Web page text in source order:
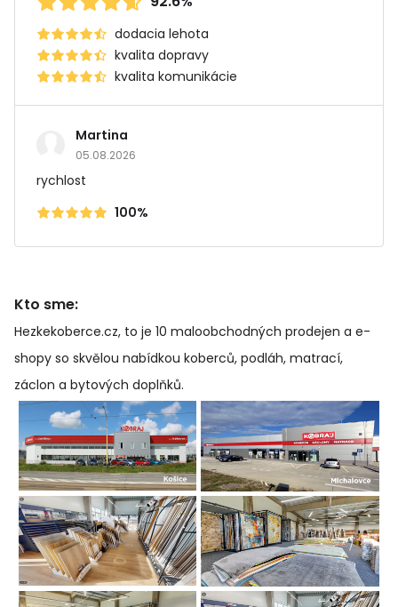
dodacia lehota
kvalita dopravy
kvalita komunikácie
Martina
05.08.2026
rychlost
100%
Kto sme:
Hezkekoberce.cz, to je 10 maloobchodných prodejen a e-
shopy so skvělou nabídkou koberců, podláh, matrací,
záclon a bytových doplňků.